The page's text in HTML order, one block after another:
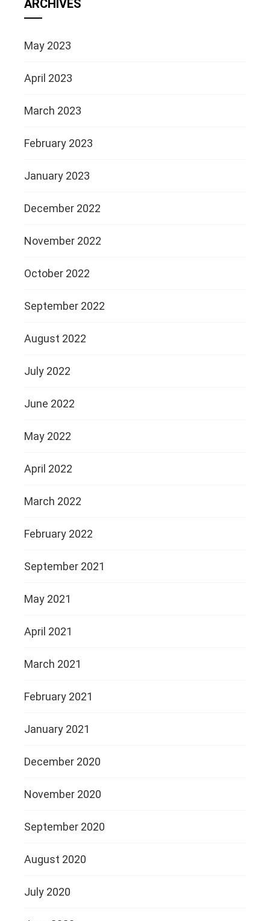
ARCHIVES
May 2023
April 2023
March 2023
February 2023
January 2023
December 2022
November 2022
October 2022
September 2022
August 2022
July 2022
June 2022
May 2022
April 2022
March 2022
February 2022
September 2021
May 2021
April 2021
March 2021
February 2021
January 2021
December 2020
November 2020
September 2020
August 2020
July 2020